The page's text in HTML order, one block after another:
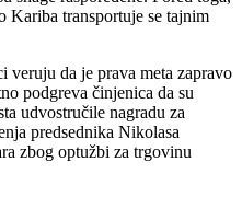
Kariba transportuje se tajnim
veruju da je prava meta zapravo
podgreva činjenica da su
udvostručile nagradu za
predsednika Nikolasa
zbog optužbi za trgovinu